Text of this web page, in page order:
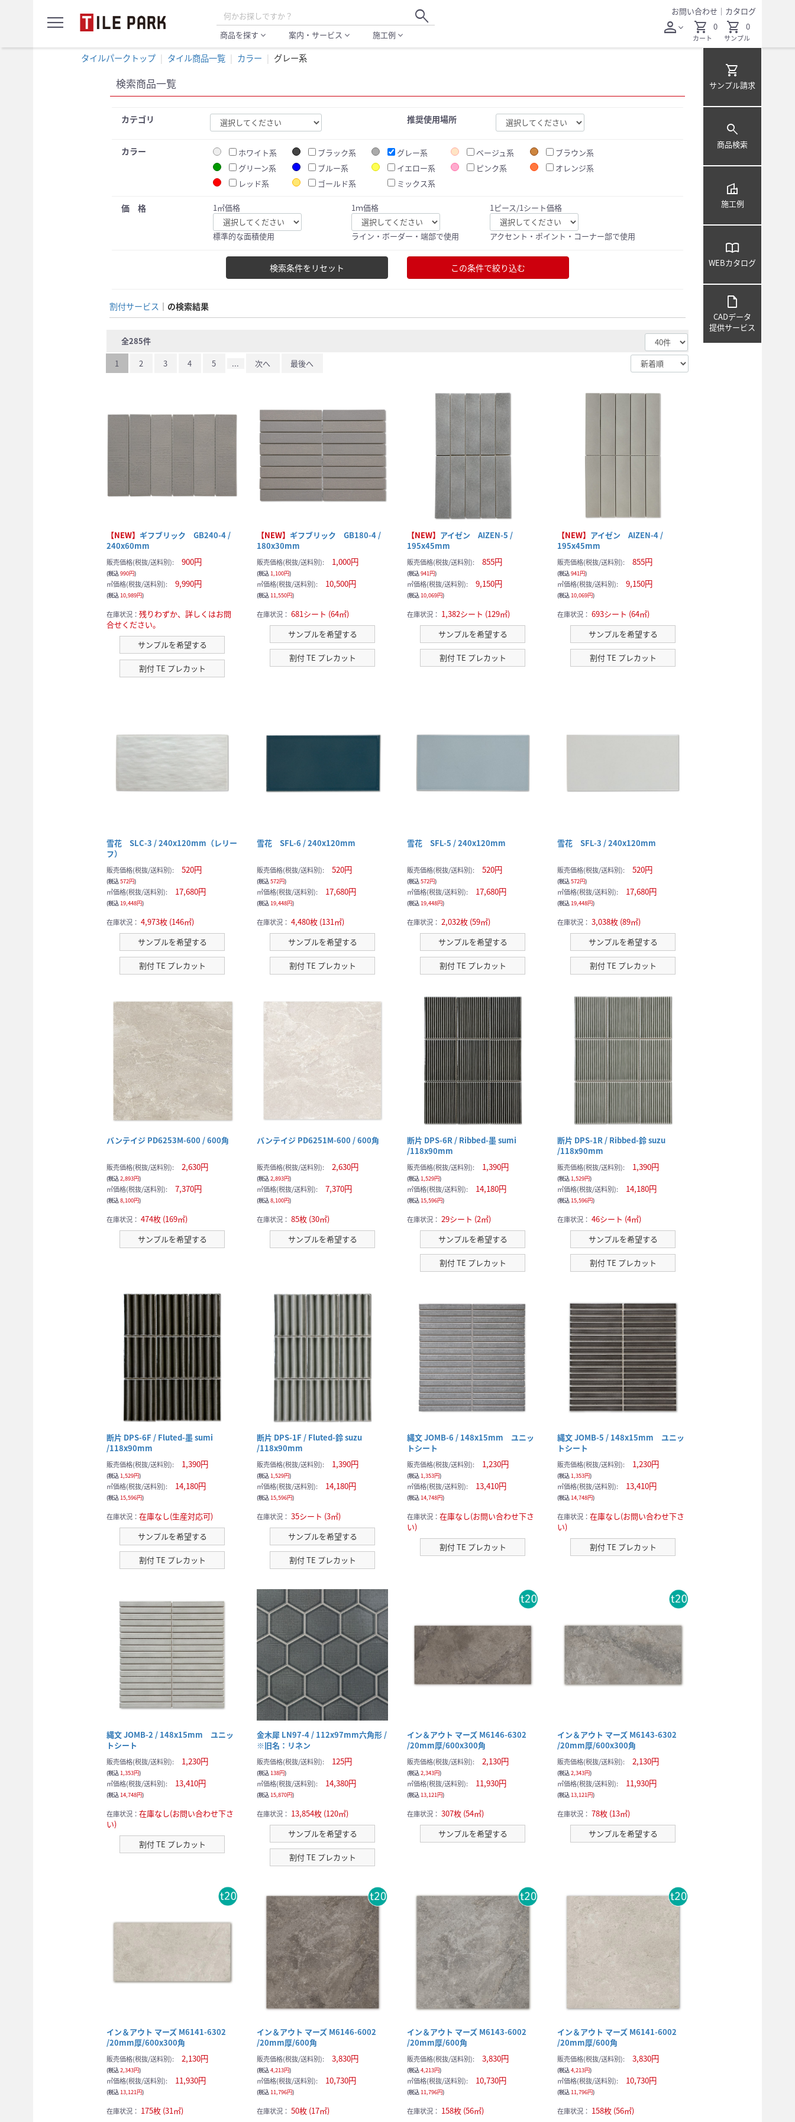
menu search
商品を探す expand_more 案内・サービス expand_more 施工例 expand_more
お問い合わせ ｜ カタログ
personexpand_more shopping_cart
カート
0 shopping_cart
サンプル
0
ン
プ
カ
shopping_cart
サンプル請求
search
商品検索
villa
施工例
import_contacts
WEBカタログ
draft
CADデータ
提供サービス
タイルパークトップ タイル商品一覧 カラー グレー系
検索商品一覧
カテゴリ 推奨使用場所
カラー ホワイト系 ブラック系 グレー系 ベージュ系
ブラウン系
グリーン系
ブルー系 イエロー系 ピンク系
オレンジ系
レッド系
ゴールド系 ミックス系
価 格 1㎡価格
標準的な面積使用
1ｍ価格
ライン・ボーダー・端部で使用
1ピース/1シート価格
アクセント・ポイント・コーナー部で使用
検索条件をリセット この条件で絞り込む
割付サービス の検索結果
全285件
1
2 3 4 5 ... 次へ 最後へ
【NEW】 ギフブリック GB240-4 /
240x60mm
販売価格(税抜/送料別): 900円
(税込990円)
㎡価格(税抜/送料別): 9,990円
(税込10,989円)
在庫状況： 残りわずか、詳しくはお問
合せください。
サンプルを希望する
割付 TE プレカット
【NEW】 ギフブリック GB180-4 /
180x30mm
販売価格(税抜/送料別): 1,000円
(税込1,100円)
㎡価格(税抜/送料別): 10,500円
(税込11,550円)
在庫状況： 681シート (64㎡)
サンプルを希望する
割付 TE プレカット
【NEW】 アイゼン AIZEN-5 /
195x45mm
販売価格(税抜/送料別): 855円
(税込941円)
㎡価格(税抜/送料別): 9,150円
(税込10,069円)
在庫状況： 1,382シート (129㎡)
サンプルを希望する
割付 TE プレカット
【NEW】 アイゼン AIZEN-4 /
195x45mm
販売価格(税抜/送料別): 855円
(税込941円)
㎡価格(税抜/送料別): 9,150円
(税込10,069円)
在庫状況： 693シート (64㎡)
サンプルを希望する
割付 TE プレカット
雪花 SLC-3 / 240x120mm（レリー
フ）
販売価格(税抜/送料別): 520円
(税込572円)
㎡価格(税抜/送料別): 17,680円
(税込19,448円)
在庫状況： 4,973枚 (146㎡)
サンプルを希望する
割付 TE プレカット
雪花 SFL-6 / 240x120mm
販売価格(税抜/送料別): 520円
(税込572円)
㎡価格(税抜/送料別): 17,680円
(税込19,448円)
在庫状況： 4,480枚 (131㎡)
サンプルを希望する
割付 TE プレカット
雪花 SFL-5 / 240x120mm
販売価格(税抜/送料別): 520円
(税込572円)
㎡価格(税抜/送料別): 17,680円
(税込19,448円)
在庫状況： 2,032枚 (59㎡)
サンプルを希望する
割付 TE プレカット
雪花 SFL-3 / 240x120mm
販売価格(税抜/送料別): 520円
(税込572円)
㎡価格(税抜/送料別): 17,680円
(税込19,448円)
在庫状況： 3,038枚 (89㎡)
サンプルを希望する
割付 TE プレカット
バンテイジ PD6253M-600 / 600角
販売価格(税抜/送料別): 2,630円
(税込2,893円)
㎡価格(税抜/送料別): 7,370円
(税込8,100円)
在庫状況： 474枚 (169㎡)
サンプルを希望する
バンテイジ PD6251M-600 / 600角
販売価格(税抜/送料別): 2,630円
(税込2,893円)
㎡価格(税抜/送料別): 7,370円
(税込8,100円)
在庫状況： 85枚 (30㎡)
サンプルを希望する
断片 DPS-6R / Ribbed-墨 sumi
/118x90mm
販売価格(税抜/送料別): 1,390円
(税込1,529円)
㎡価格(税抜/送料別): 14,180円
(税込15,596円)
在庫状況： 29シート (2㎡)
サンプルを希望する
割付 TE プレカット
断片 DPS-1R / Ribbed-鈴 suzu
/118x90mm
販売価格(税抜/送料別): 1,390円
(税込1,529円)
㎡価格(税抜/送料別): 14,180円
(税込15,596円)
在庫状況： 46シート (4㎡)
サンプルを希望する
割付 TE プレカット
断片 DPS-6F / Fluted-墨 sumi
/118x90mm
販売価格(税抜/送料別): 1,390円
(税込1,529円)
㎡価格(税抜/送料別): 14,180円
(税込15,596円)
在庫状況： 在庫なし(生産対応可)
サンプルを希望する
割付 TE プレカット
断片 DPS-1F / Fluted-鈴 suzu
/118x90mm
販売価格(税抜/送料別): 1,390円
(税込1,529円)
㎡価格(税抜/送料別): 14,180円
(税込15,596円)
在庫状況： 35シート (3㎡)
サンプルを希望する
割付 TE プレカット
縄文 JOMB-6 / 148x15mm ユニッ
トシート
販売価格(税抜/送料別): 1,230円
(税込1,353円)
㎡価格(税抜/送料別): 13,410円
(税込14,748円)
在庫状況： 在庫なし(お問い合わせ下さ
い)
割付 TE プレカット
縄文 JOMB-5 / 148x15mm ユニッ
トシート
販売価格(税抜/送料別): 1,230円
(税込1,353円)
㎡価格(税抜/送料別): 13,410円
(税込14,748円)
在庫状況： 在庫なし(お問い合わせ下さ
い)
割付 TE プレカット
縄文 JOMB-2 / 148x15mm ユニッ
トシート
販売価格(税抜/送料別): 1,230円
(税込1,353円)
㎡価格(税抜/送料別): 13,410円
(税込14,748円)
在庫状況： 在庫なし(お問い合わせ下さ
い)
割付 TE プレカット
金木犀 LN97-4 / 112x97mm六角形 /
※旧名：リネン
販売価格(税抜/送料別): 125円
(税込138円)
㎡価格(税抜/送料別): 14,380円
(税込15,870円)
在庫状況： 13,854枚 (120㎡)
サンプルを希望する
割付 TE プレカット
イン＆アウト マーズ M6146-6302
/20mm厚/600x300角
販売価格(税抜/送料別): 2,130円
(税込2,343円)
㎡価格(税抜/送料別): 11,930円
(税込13,121円)
在庫状況： 307枚 (54㎡)
サンプルを希望する
イン＆アウト マーズ M6143-6302
/20mm厚/600x300角
販売価格(税抜/送料別): 2,130円
(税込2,343円)
㎡価格(税抜/送料別): 11,930円
(税込13,121円)
在庫状況： 78枚 (13㎡)
サンプルを希望する
イン＆アウト マーズ M6141-6302
/20mm厚/600x300角
販売価格(税抜/送料別): 2,130円
(税込2,343円)
㎡価格(税抜/送料別): 11,930円
(税込13,121円)
在庫状況： 175枚 (31㎡)
イン＆アウト マーズ M6146-6002
/20mm厚/600角
販売価格(税抜/送料別): 3,830円
(税込4,213円)
㎡価格(税抜/送料別): 10,730円
(税込11,796円)
在庫状況： 50枚 (17㎡)
イン＆アウト マーズ M6143-6002
/20mm厚/600角
販売価格(税抜/送料別): 3,830円
(税込4,213円)
㎡価格(税抜/送料別): 10,730円
(税込11,796円)
在庫状況： 158枚 (56㎡)
イン＆アウト マーズ M6141-6002
/20mm厚/600角
販売価格(税抜/送料別): 3,830円
(税込4,213円)
㎡価格(税抜/送料別): 10,730円
(税込11,796円)
在庫状況： 158枚 (56㎡)
サンプルの選択を続ける サンプルカートへ進む
現在のサンプル点数：